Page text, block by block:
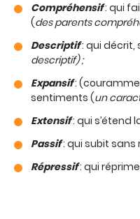
Compréhensif: qui
(des parents
Descriptif: qui décrit,
descriptif) ;
Expansif:
sentiments (un
Extensif: qui s’étend
Passif: qui subit sans
Répressif: qui